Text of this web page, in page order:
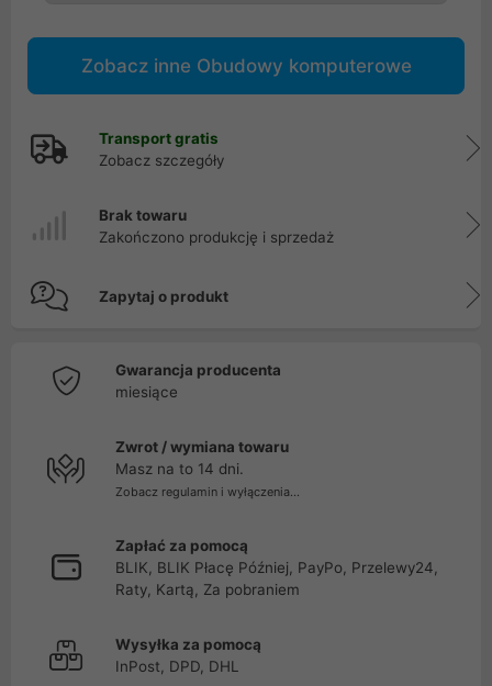
Zobacz inne Obudowy komputerowe
Transport gratis
Zobacz szczegóły
Brak towaru
Zakończono produkcję i sprzedaż
Zapytaj o produkt
Gwarancja producenta
miesiące
Zwrot / wymiana towaru
Masz na to 14 dni.
Zobacz regulamin i wyłączenia...
Zapłać za pomocą
BLIK, BLIK Płacę Później, PayPo, Przelewy24,
Raty, Kartą, Za pobraniem
Wysyłka za pomocą
InPost, DPD, DHL